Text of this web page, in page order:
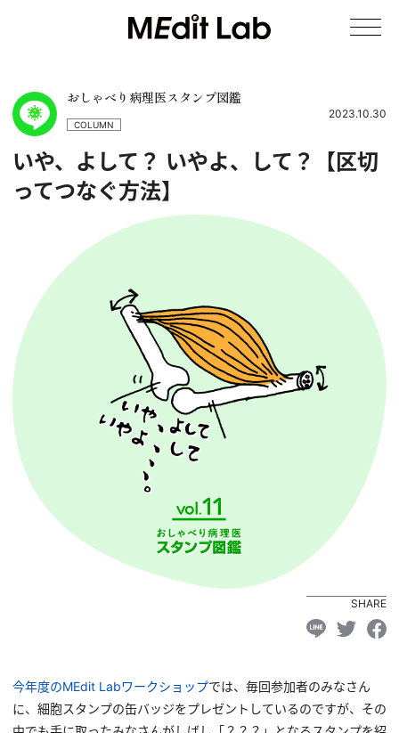
おしゃべり病理医スタンプ図鑑
COLUMN
2023.10.30
いや、よして？ いやよ、して？【区切
ってつなぐ方法】
SHARE
今年度のMEdit Labワークショップでは、毎回参加者のみなさん
に、細胞スタンプの缶バッジをプレゼントしているのですが、その